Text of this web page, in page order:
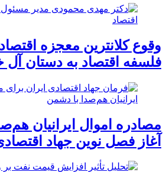
وقوع کلانترین معجزه
فلسفه اقتصاد به دستان آل
مصادره اموال ایرانیان
آغاز فصل نوین جهاد